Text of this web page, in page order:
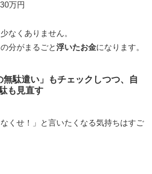
万円
なくありません。
分がまるごと浮いたお金になります。
無駄遣い」もチェックしつつ、自
も見直す
なくせ！」と言いたくなる気持ちはすご